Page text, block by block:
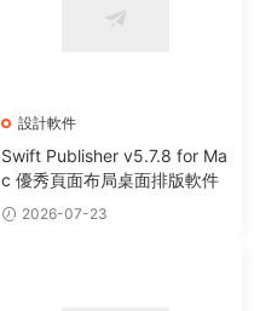
設計軟件
Swift Publisher v5.7.8 for Ma
c 優秀頁面布局桌面排版軟件
2026-07-23